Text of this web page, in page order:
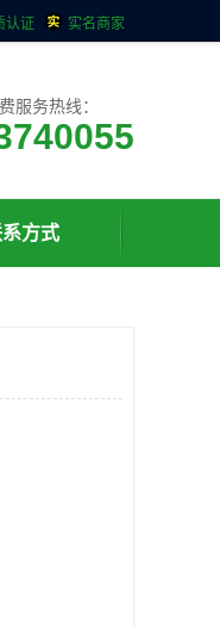
认证 实名商家
服务热线：
方式